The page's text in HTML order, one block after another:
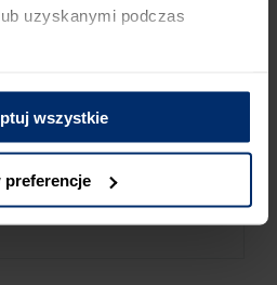
uzyskanymi podczas
wszystkie
preferencje
ZUŻYCIA
potrzebujesz,
swoje ściany.